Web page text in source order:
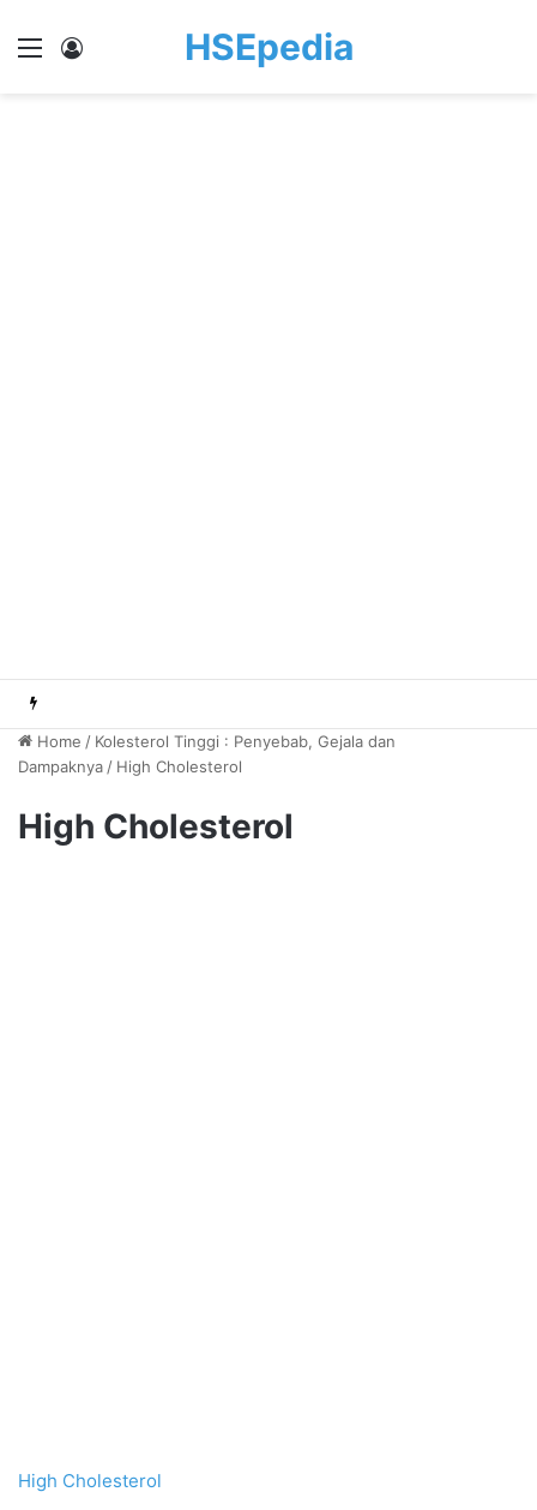
Menu HSEpedia
Home / Kolesterol Tinggi : Penyebab, Gejala dan
Dampaknya / High Cholesterol
High Cholesterol
High Cholesterol